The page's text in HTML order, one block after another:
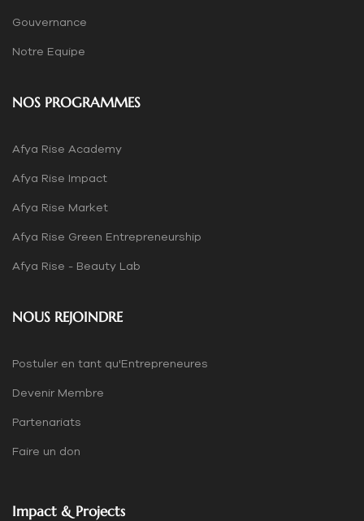
Gouvernance
Notre Equipe
NOS PROGRAMMES
Afya Rise Academy
Afya Rise Impact
Afya Rise Market
Afya Rise Green Entrepreneurship
Afya Rise - Beauty Lab
NOUS REJOINDRE
Postuler en tant qu'Entrepreneures
Devenir Membre
Partenariats
Faire un don
Impact & Projects